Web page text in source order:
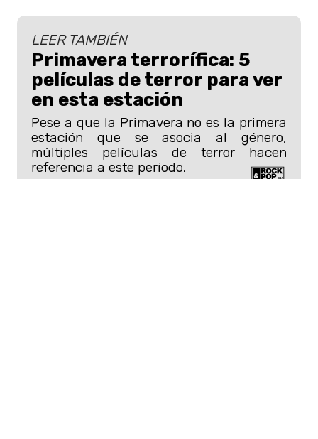
LEER TAMBIÉN
Primavera terrorífica: 5
películas de terror para ver
en esta estación
Pese a que la Primavera no es la primera
estación que se asocia al género,
múltiples películas de terror hacen
referencia a este periodo.